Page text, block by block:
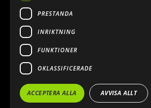
2026. ALL RIGHTS RESERVED.
POWERED BY EMPORI CMS
PRESTANDA
INRIKTNING
FUNKTIONER
OKLASSIFICERADE
ACCEPTERA ALLA AVVISA ALLT